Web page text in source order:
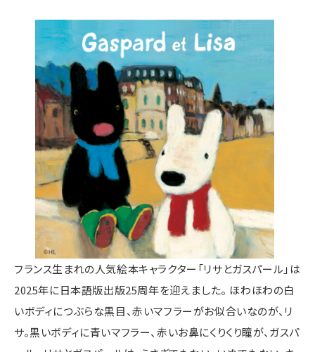
フランス生まれの人気絵本キャラクター「リサとガスパール」は
2025年に日本語版出版25周年を迎えました。 ほわほわの白
いボディにつぶらな黒目、赤いマフラーがお似合いなのが、リ
サ。黒いボディに青いマフラー、赤いお鼻にくりくり瞳が、ガスパ